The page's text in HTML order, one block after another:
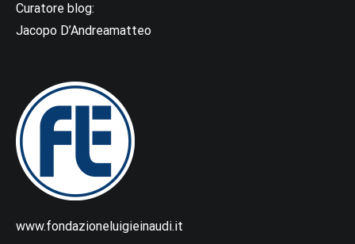
Curatore blog:
Jacopo D’Andreamatteo
www.fondazioneluigieinaudi.it